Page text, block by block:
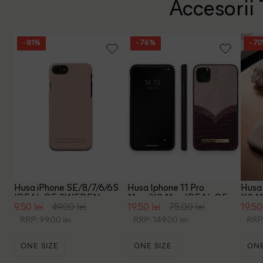
Accesorii
- 81%
Husa iPhone SE/8/7/6/6S
IDEAL OF SWEDEN, roz
9.50 lei 49.00 lei
RRP: 99.00 lei
ONE SIZE
- 74%
Husa Iphone 11 Pro
Max/XS Max IDEAL OF
SWEDEN, roz/mov
19.50 lei 75.00 lei
RRP: 149.00 lei
ONE SIZE
-
XS